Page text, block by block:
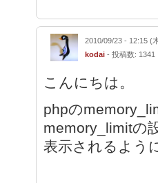
2010/09/23 - 12:15 (
kodai - 投稿数: 1341
こんにちは。
phpの
memory_limitの
表示されるよう